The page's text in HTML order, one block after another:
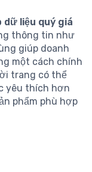
dữ liệu quý giá
thông tin như
giúp doanh
một cách chính
trang có thể
yêu thích hơn
phẩm phù hợp